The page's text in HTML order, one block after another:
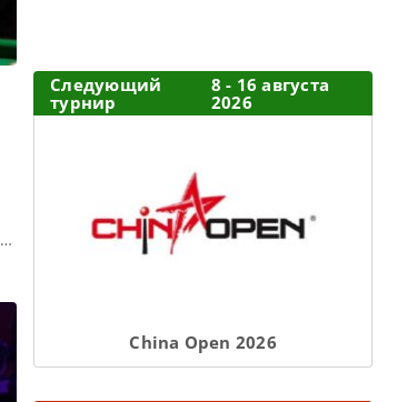
Следующий
турнир
8 - 16 августа
2026
Сhina Open 2026